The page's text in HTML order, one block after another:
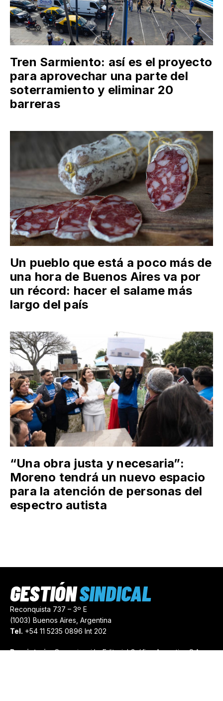
Tren Sarmiento: así es el proyecto
para aprovechar una parte del
soterramiento y eliminar 20
barreras
Un pueblo que está a poco más de
una hora de Buenos Aires va por
un récord: hacer el salame más
largo del país
“Una obra justa y necesaria”:
Moreno tendrá un nuevo espacio
para la atención de personas del
espectro autista
Reconquista 737 – 3º E
(1003) Buenos Aires, Argentina
Tel. +54 11 5235 0896 Int 202
Propietario:Comunicación Editorial Gráfica Argentina S.A.
GESTIÓNSINDICAL